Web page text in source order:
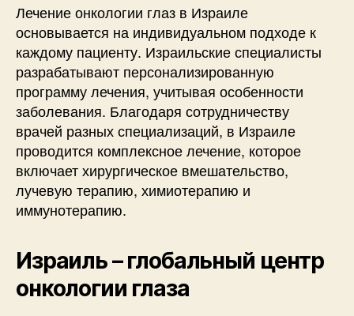
Лечение онкологии глаз в Израиле
основывается на индивидуальном подходе к
каждому пациенту. Израильские специалисты
разрабатывают персонализированную
программу лечения, учитывая особенности
заболевания. Благодаря сотрудничеству
врачей разных специализаций, в Израиле
проводится комплексное лечение, которое
включает хирургическое вмешательство,
лучевую терапию, химиотерапию и
иммунотерапию.
Израиль – глобальный центр
онкологии глаза